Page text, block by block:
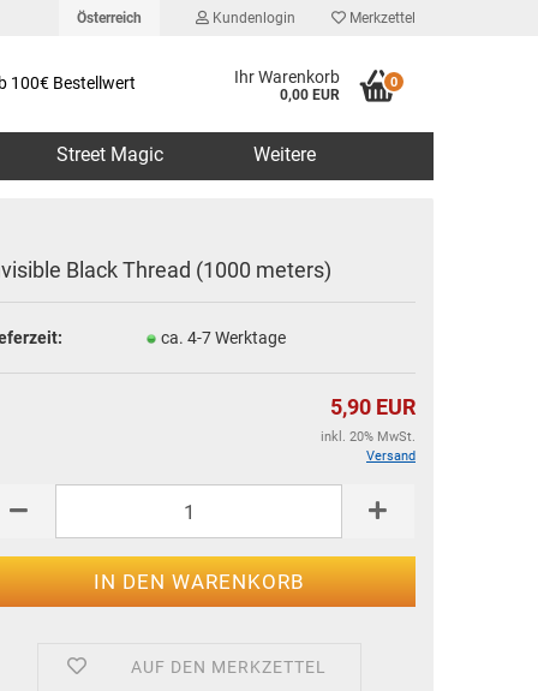
Österreich Kundenlogin Merkzettel
100€ Bestellwert Ihr Warenkorb
0,00 EUR
0
Street Magic Weitere
Black Thread (1000 meters)
ca. 4-7 Werktage
5,90 EUR
inkl. 20% MwSt.
Versand
AUF DEN MERKZETTEL